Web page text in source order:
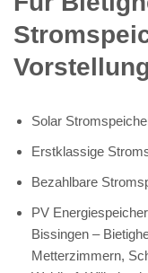
Solar
Erstklassige
Bezahlbare
PV
Bissingen –
Metterzimmern,